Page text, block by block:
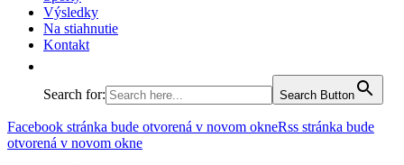
Výsledky
Na stiahnutie
Kontakt
Search for: Search Button
Facebook stránka bude otvorená v novom okneRss stránka bude
otvorená v novom okne